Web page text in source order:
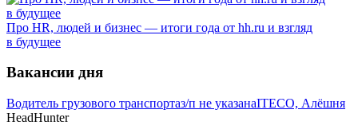
Про HR, людей и бизнес — итоги года от hh.ru и взгляд
в будущее
Вакансии дня
Водитель грузового транспортаз/п не указанаITECO, Алёшня
HeadHunter